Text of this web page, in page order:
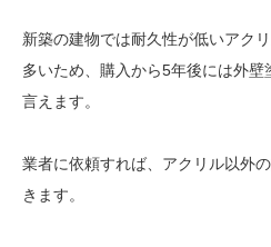
新築の建物では耐久性が低いアク
多いため、購入から5年後には外壁
言えます。
業者に依頼すれば、アクリル以外
きます。